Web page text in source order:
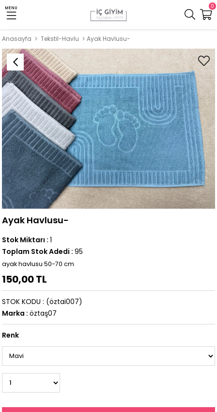
MENU 0
Anasayfa Tekstil-Havlu Ayak Havlusu-
Ayak Havlusu-
Stok Miktarı : 1
Toplam Stok Adedi : 95
ayak havlusu 50-70 cm
150,00 TL
(öztai007)
STOK KODU
Marka : öztaş07
Renk